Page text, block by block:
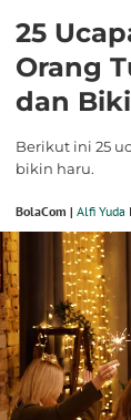
25
Orang
dan
Berikut ini 25
bikin haru.
BolaCom | Alfi Yuda